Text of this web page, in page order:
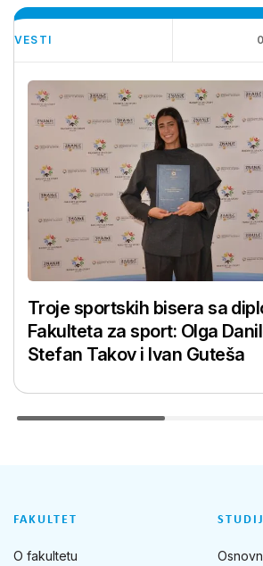
VESTI
Troje sportskih bisera sa
Fakulteta za sport: Olga
Stefan Takov i Ivan Guteša
FAKULTET
O fakultetu